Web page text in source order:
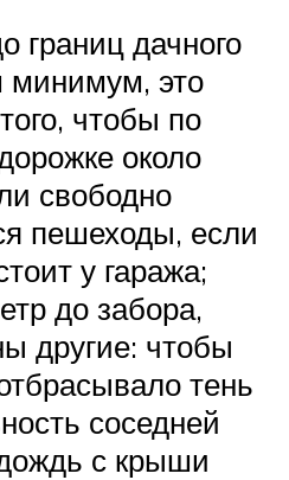
границ дачного
минимум, это
чтобы по
около
свободно
пешеходы, если
у гаража;
до забора,
другие: чтобы
тень
соседней
с крыши